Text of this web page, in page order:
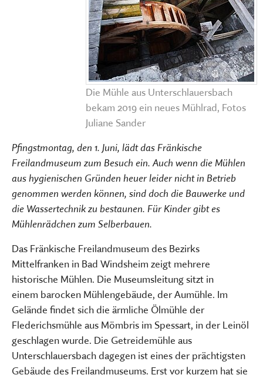
Die Mühle aus Unterschlauersbach
bekam 2019 ein neues Mühlrad, Fotos
Juliane Sander
Pfingstmontag, den 1. Juni, lädt das Fränkische
Freilandmuseum zum Besuch ein. Auch wenn die Mühlen
aus hygienischen Gründen heuer leider nicht in Betrieb
genommen werden können, sind doch die Bauwerke und
die Wassertechnik zu bestaunen. Für Kinder gibt es
Mühlenrädchen zum Selberbauen.
Das Fränkische Freilandmuseum des Bezirks
Mittelfranken in Bad Windsheim zeigt mehrere
historische Mühlen. Die Museumsleitung sitzt in
einem barocken Mühlengebäude, der Aumühle. Im
Gelände findet sich die ärmliche Ölmühle der
Flederichsmühle aus Mömbris im Spessart, in der Leinöl
geschlagen wurde. Die Getreidemühle aus
Unterschlauersbach dagegen ist eines der prächtigsten
Gebäude des Freilandmuseums. Erst vor kurzem hat sie